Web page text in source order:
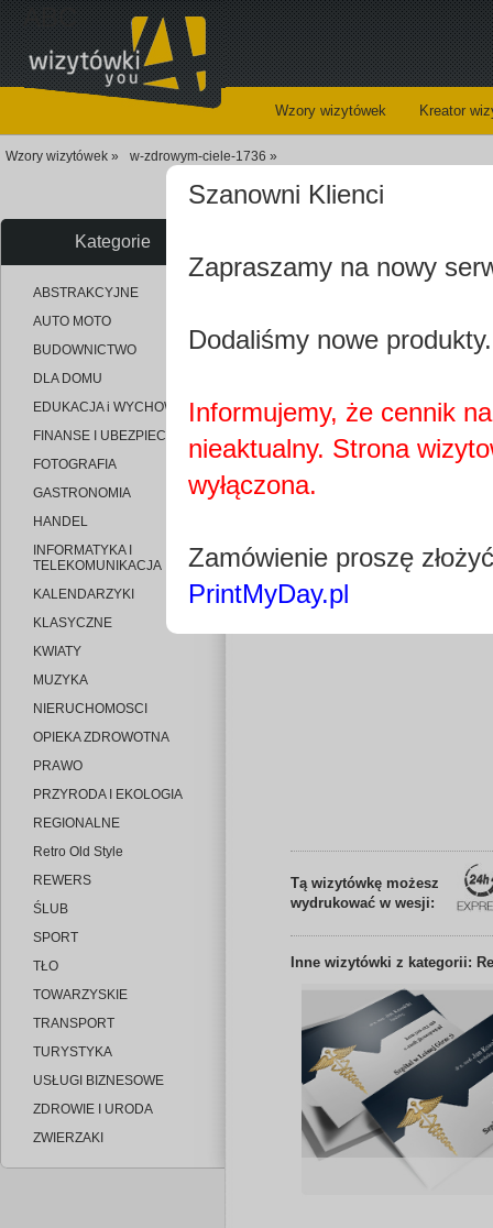
Wzory wizytówek Kreator
Wzory wizytówek » w-zdrowym-ciele-1736 »
Kategorie
ABSTRAKCYJNE
AUTO MOTO
BUDOWNICTWO
DLA DOMU
EDUKACJA i WYCHOWANIE
FINANSE I UBEZPIECZENIA
FOTOGRAFIA
GASTRONOMIA
HANDEL
INFORMATYKA I
TELEKOMUNIKACJA
KALENDARZYKI
KLASYCZNE
KWIATY
MUZYKA
NIERUCHOMOSCI
OPIEKA ZDROWOTNA
PRAWO
PRZYRODA I EKOLOGIA
REGIONALNE
Retro Old Style
REWERS
ŚLUB
SPORT
TŁO
TOWARZYSKIE
TRANSPORT
TURYSTYKA
USŁUGI BIZNESOWE
ZDROWIE I URODA
ZWIERZAKI
ABC
Edytuj
Tą wizytówkę możesz
wydrukować w wesji:
Inne wizytówki z kategorii:
Szanowni Klienci
Zapraszamy na nowy
Dodaliśmy nowe
Informujemy, że cennik
nieaktualny. Strona
wyłączona.
Zamówienie proszę
PrintMyDay.pl